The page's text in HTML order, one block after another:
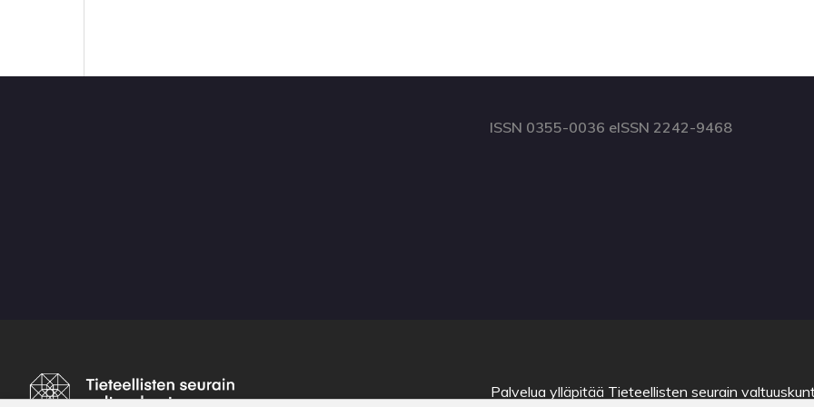
ISSN 0355-0036 eISSN 2242-9468
Palvelua ylläpitää Tieteellisten seurain